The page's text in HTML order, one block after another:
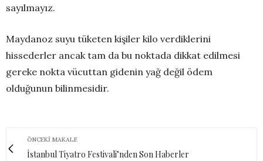
sayılmayız.
Maydanoz suyu tüketen kişiler kilo verdiklerini
hissederler ancak tam da bu noktada dikkat edilmesi
gereke nokta vücuttan gidenin yağ değil ödem
olduğunun bilinmesidir.
ÖNCEKI MAKALE
İstanbul Tiyatro Festivali’nden Son Haberler